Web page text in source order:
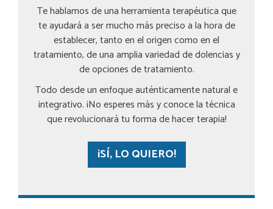
Te hablamos de una herramienta terapéutica que
te ayudará a ser mucho más preciso a la hora de
establecer, tanto en el origen como en el
tratamiento, de una amplia variedad de dolencias y
de opciones de tratamiento.
Todo desde un enfoque auténticamente natural e
integrativo. ¡No esperes más y conoce la técnica
que revolucionará tu forma de hacer terapia!
¡SÍ, LO QUIERO!